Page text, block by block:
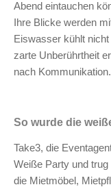
Abend eintauchen
Ihre Blicke werden
Eiswasser kühlt
zarte Unberührtheit
nach
So wurde die
Take3, die
Weiße Party und
die Mietmöbel,